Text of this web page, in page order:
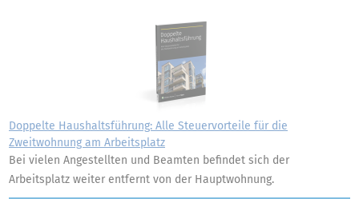
Doppelte Haushaltsführung: Alle Steuervorteile für die
Zweitwohnung am Arbeitsplatz
Bei vielen Angestellten und Beamten befindet sich der
Arbeitsplatz weiter entfernt von der Hauptwohnung.